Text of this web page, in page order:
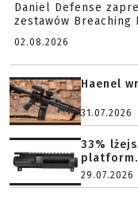
Daniel Defense
zestawów Breaching
02.08.2026
Haenel
31.07.2026
33%
29.07.2026